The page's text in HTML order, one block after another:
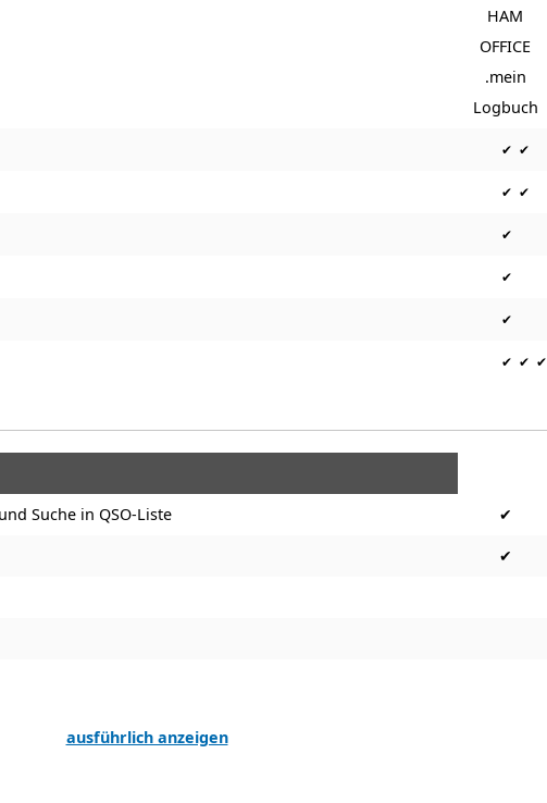
HAM
OFFICE
.mein
Logbuch
✔ ✔
✔ ✔
✔
✔
✔
✔ ✔ ✔
Suche in QSO-Liste
✔
✔
ausführlich anzeigen